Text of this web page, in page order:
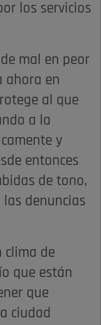
los servicios
mal en peor
ahora en
al que
a la
y
entonces
de tono,
denuncias
clima de
que están
que
ciudad